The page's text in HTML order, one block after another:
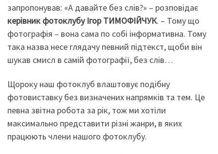
запропонував: «А давайте без слів?» – розповідає
керівник фотоклубу Ігор ТИМОФІЙЧУК. – Тому що
фотографія – вона сама по собі інформативна. Тому
така назва несе глядачу певний підтекст, щоби він
шукав смисл в самій фотографії, без слів…
Щороку наш фотоклуб влаштовує подібну
фотовиставку без визначених напрямків та тем. Це
певна звітна робота за рік, тож ми хотіли
максимально представити різні жанри, в яких
працюють члени нашого фотоклубу.